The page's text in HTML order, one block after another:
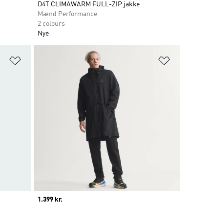
D4T CLIMAWARM FULL-ZIP jakke
Mænd Performance
2 colours
Nye
Price
1.399 kr.